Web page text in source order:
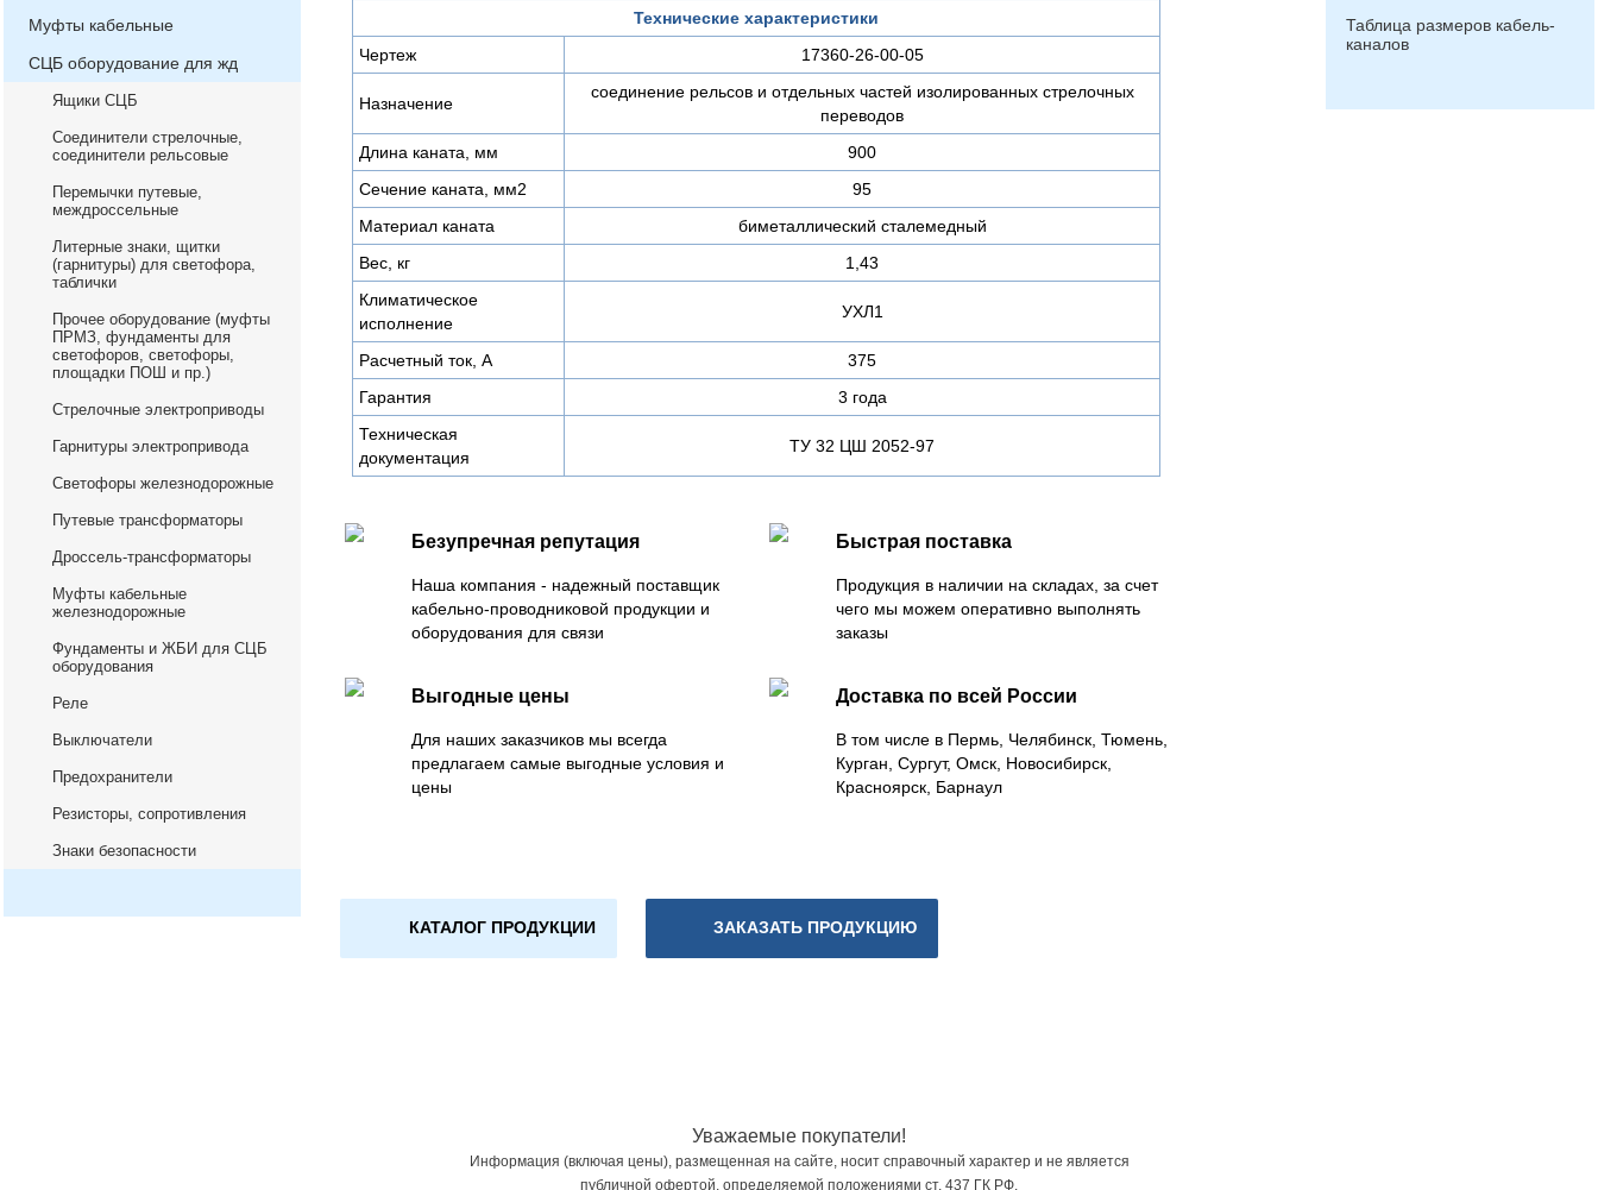
Муфты кабельные
СЦБ оборудование для жд
Ящики СЦБ
Соединители стрелочные,
соединители рельсовые
Перемычки путевые,
междроссельные
Литерные знаки, щитки
(гарнитуры) для светофора,
таблички
Прочее оборудование (муфты
ПРМЗ, фундаменты для
светофоров, светофоры,
площадки ПОШ и пр.)
Стрелочные электроприводы
Гарнитуры электропривода
Светофоры железнодорожные
Путевые трансформаторы
Дроссель-трансформаторы
Муфты кабельные
железнодорожные
Фундаменты и ЖБИ для СЦБ
оборудования
Реле
Выключатели
Предохранители
Резисторы, сопротивления
Знаки безопасности
Технические характеристики
Чертеж
17360-26-00-05
Назначение
соединение рельсов и отдельных частей изолированных стрелочных
переводов
Длина каната, мм
900
Сечение каната, мм2
95
Материал каната
биметаллический сталемедный
Вес, кг
1,43
Климатическое
исполнение
УХЛ1
Расчетный ток, А
375
Гарантия
3 года
Техническая
документация
ТУ 32 ЦШ 2052-97
Безупречная репутация
Наша компания - надежный поставщик
кабельно-проводниковой продукции и
оборудования для связи
Быстрая поставка
Продукция в наличии на складах, за счет
чего мы можем оперативно выполнять
заказы
Выгодные цены
Для наших заказчиков мы всегда
предлагаем самые выгодные условия и
цены
Доставка по всей России
В том числе в Пермь, Челябинск, Тюмень,
Курган, Сургут, Омск, Новосибирск,
Красноярск, Барнаул
КАТАЛОГ ПРОДУКЦИИ ЗАКАЗАТЬ ПРОДУКЦИЮ
Таблица размеров кабель-
каналов
Уважаемые покупатели!
Информация (включая цены), размещенная на сайте, носит справочный характер и не является
публичной офертой, определяемой положениями ст. 437 ГК РФ.